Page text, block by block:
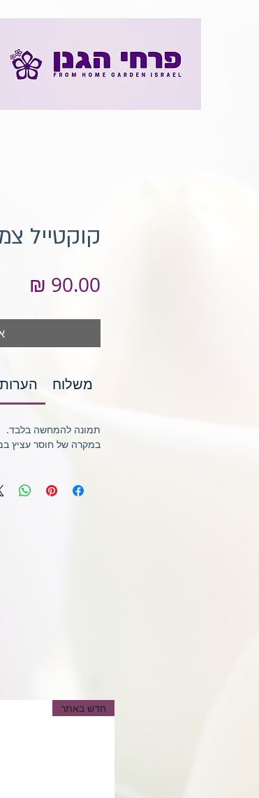
קוקטייל
הערות משלוח
תמונה להמחשה בלבד.
במקרה של חוסר עציץ
חדש באתר